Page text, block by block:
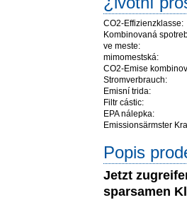
CO2-Effizienzklasse:
Kombinovaná
ve meste:
mimomestská:
CO2-Emise
Stromverbrauch:
Emisní trida:
Filtr cástic:
EPA nálepka:
Emissionsärmster
Popis
Jetzt
sparsamen